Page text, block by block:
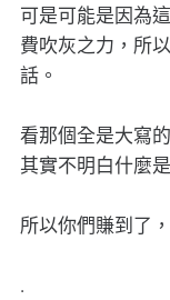
可是可能是因為
費吹灰之力，所
話。
看那個全是大寫
其實不明白什麼
所以你們賺到了
.